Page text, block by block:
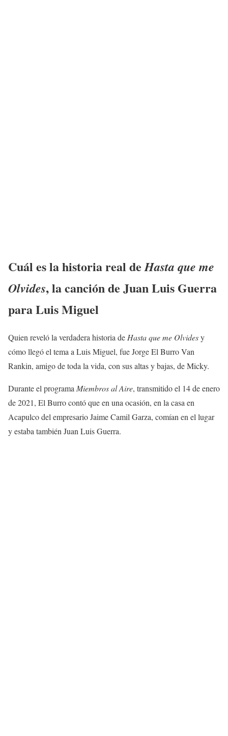
Cuál es la historia real deHasta que me
Olvides, la canción de Juan Luis Guerra
para Luis Miguel
Quien reveló la verdadera historia de Hasta que me Olvidesy
cómo llegó el tema a Luis Miguel, fue Jorge El Burro Van
Rankin, amigo de toda la vida, con sus altas y bajas, de Micky.
Durante el programa Miembros al Aire, transmitido el 14 de enero
de 2021, El Burro contó que en una ocasión, en la casa en
Acapulco del empresario Jaime Camil Garza, comían en el lugar
y estaba también Juan Luis Guerra.